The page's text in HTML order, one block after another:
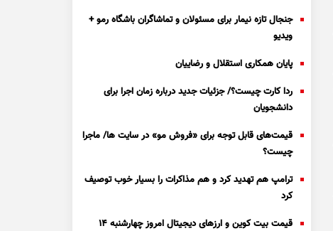
جنجال تازه نیمار برای مسئولان و تماشاگران باشگاه رمو +
ویدیو
پایان همکاری استقلال و رضاییان
ردا کارت چیست؟/ جزئیات جدید درباره زمان اجرا برای
دانشجویان
قیمت‌های قابل توجه برای «فروش مو» در سایت ها/ ماجرا
چیست؟
ترامپ هم تهدید کرد و هم مذاکرات را بسیار خوب توصیف
کرد
قیمت بیت کوین و ارز‌های دیجیتال امروز چهارشنبه ۱۴